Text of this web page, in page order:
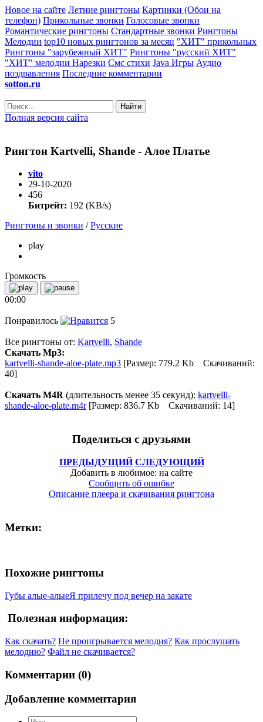
Новое на сайте Летние рингтоны Картинки (Обои на
телефон) Прикольные звонки Голосовые звонки
Романтические рингтоны Стандартные звонки Рингтоны
Мелодии top10 новых рингтонов за месяц "ХИТ" прикольных
Рингтоны "зарубежный ХИТ" Рингтоны "русский ХИТ"
"ХИТ" мелодии Нарезки Смс стихи Java Игры Аудио
поздравления Последние комментарии
sotton.ru
Найти
Полная версия сайта
Рингтон Kartvelli, Shande - Алое Платье
vito
29-10-2020
456
Битрейт: 192 (KB/s)
Рингтоны и звонки /Русские
play
Громкость
00:00
Понравилось 5
Все рингтоны от: Kartvelli, Shande
Скачать Mp3:
kartvelli-shande-aloe-plate.mp3 [Размер: 779.2 Kb Скачиваний:
40]
Скачать M4R (длительность менее 35 секунд): kartvelli-
shande-aloe-plate.m4r[Размер: 836.7 Kb Скачиваний: 14]
Поделиться с друзьями
ПРЕДЫДУЩИЙ СЛЕДУЮЩИЙ
Добавить в любимое: на сайте
Сообщить об ошибке
Описание плеера и скачивания рингтона
Метки:
Похожие рингтоны
Губы алые-алыеЯ прилечу под вечер на закате
Полезная информация:
Как скачать? Не проигрывается мелодия? Как прослушать
мелодию? Файл не скачивается?
Комментарии (0)
Добавление комментария